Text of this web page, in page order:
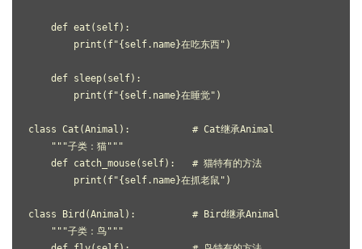
    def eat(self):
        print(f"{self.name}在吃东西")
    def sleep(self):
        print(f"{self.name}在睡觉")
class Cat(Animal):           # Cat继承Animal
    """子类：猫"""
    def catch_mouse(self):   # 猫特有的方法
        print(f"{self.name}在抓老鼠")
class Bird(Animal):          # Bird继承Animal
    """子类：鸟"""